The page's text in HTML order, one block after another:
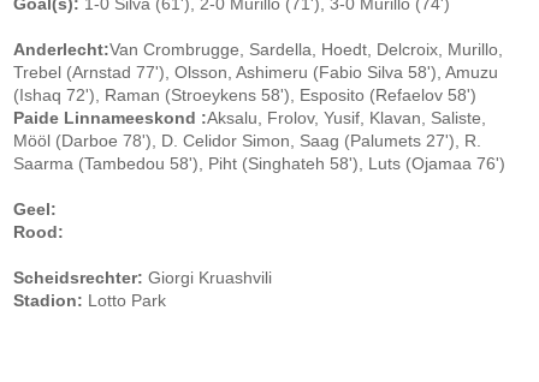
Anderlecht:Van Crombrugge, Sardella, Hoedt, Delcroix, Murillo,
Trebel (Arnstad 77'), Olsson, Ashimeru (Fabio Silva 58'), Amuzu
(Ishaq 72'), Raman (Stroeykens 58'), Esposito (Refaelov 58')
Paide Linnameeskond :Aksalu, Frolov, Yusif, Klavan, Saliste,
Mööl (Darboe 78'), D. Celidor Simon, Saag (Palumets 27'), R.
Saarma (Tambedou 58'), Piht (Singhateh 58'), Luts (Ojamaa 76')
Geel:
Rood:
Scheidsrechter: Giorgi Kruashvili
Stadion: Lotto Park